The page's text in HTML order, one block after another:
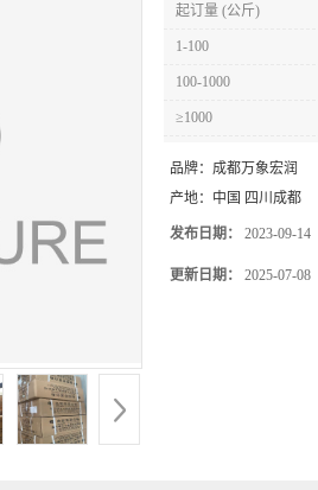
起订量 (公斤)
1-100
100-1000
≥1000
品牌： 成都万象宏润
产地： 中国 四川成都
发布日期： 2023-09-14
更新日期： 2025-07-08